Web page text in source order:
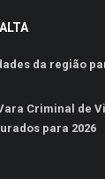
da região
Criminal de
para 2026